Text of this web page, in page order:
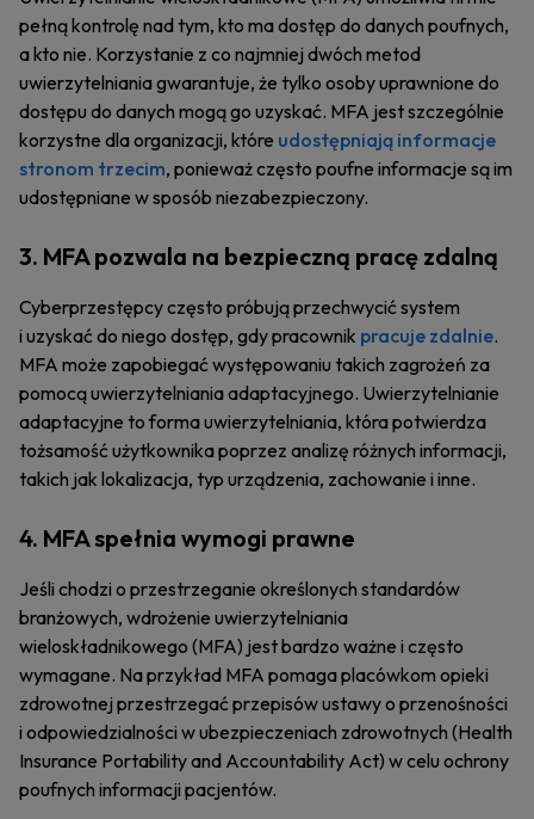
pełną kontrolę nad tym, kto ma dostęp do danych poufnych,
a kto nie. Korzystanie z co najmniej dwóch metod
uwierzytelniania gwarantuje, że tylko osoby uprawnione do
dostępu do danych mogą go uzyskać. MFA jest szczególnie
korzystne dla organizacji, które udostępniają informacje
stronom trzecim, ponieważ często poufne informacje są im
udostępniane w sposób niezabezpieczony.
3. MFA pozwala na bezpieczną pracę zdalną
Cyberprzestępcy często próbują przechwycić system
i uzyskać do niego dostęp, gdy pracownik pracuje zdalnie.
MFA może zapobiegać występowaniu takich zagrożeń za
pomocą uwierzytelniania adaptacyjnego. Uwierzytelnianie
adaptacyjne to forma uwierzytelniania, która potwierdza
tożsamość użytkownika poprzez analizę różnych informacji,
takich jak lokalizacja, typ urządzenia, zachowanie i inne.
4. MFA spełnia wymogi prawne
Jeśli chodzi o przestrzeganie określonych standardów
branżowych, wdrożenie uwierzytelniania
wieloskładnikowego (MFA) jest bardzo ważne i często
wymagane. Na przykład MFA pomaga placówkom opieki
zdrowotnej przestrzegać przepisów ustawy o przenośności
i odpowiedzialności w ubezpieczeniach zdrowotnych (Health
Insurance Portability and Accountability Act) w celu ochrony
poufnych informacji pacjentów.